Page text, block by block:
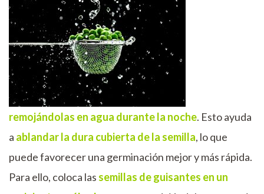
remojándolas en agua durante la noche. Esto ayuda
a ablandar la dura cubierta de la semilla, lo que
puede favorecer una germinación mejor y más rápida.
Para ello, coloca las semillas de guisantes en un